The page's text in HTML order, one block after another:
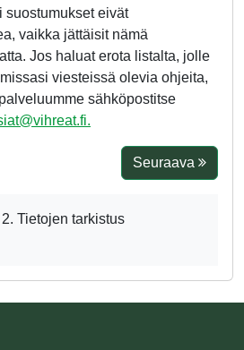
suostumukset eivät
vaikka jättäisit nämä
Jos haluat erota listalta, jolle
viesteissä olevia ohjeita,
sähköpostitse
Seuraava
2. Tietojen tarkistus